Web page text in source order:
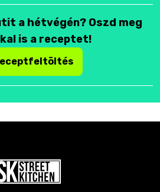
a hétvégén? Oszd meg
is a receptet!